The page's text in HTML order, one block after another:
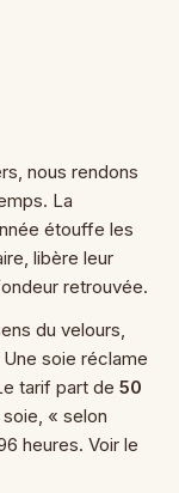
nous rendons
La
étouffe les
libère leur
retrouvée.
du velours,
soie réclame
tarif part de 50
« selon
heures. Voir le